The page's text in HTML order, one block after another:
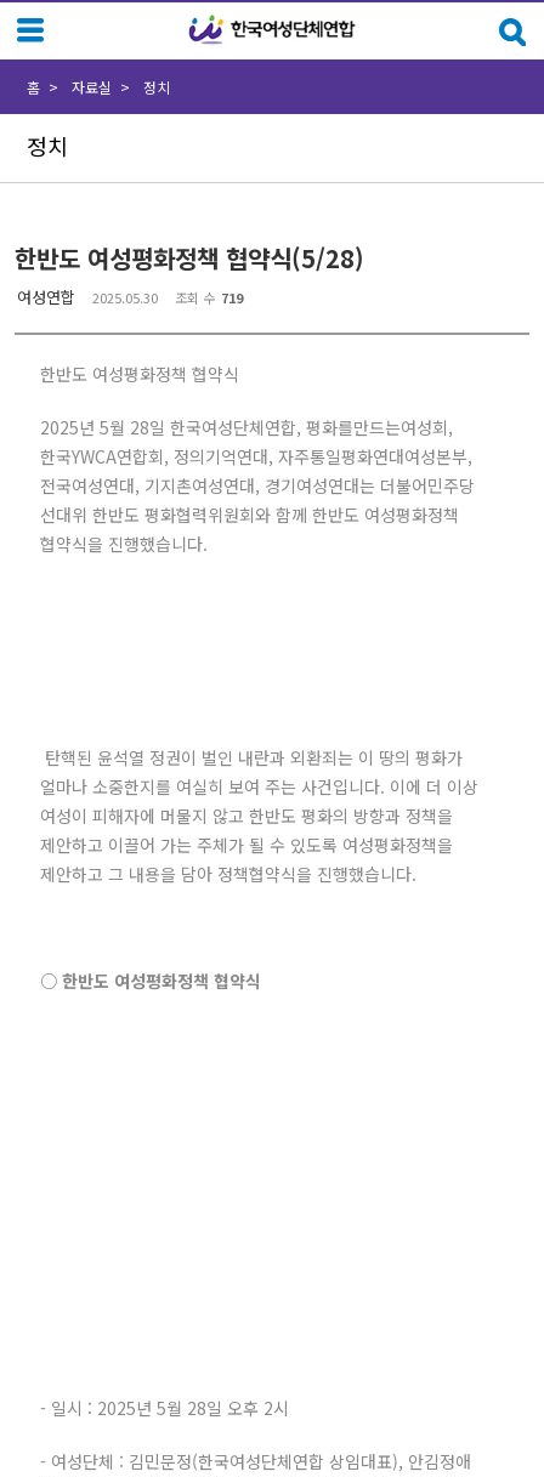
정치
홈 자료실 정치
한반도 여성평화정책 협약식(5/28)
여성연합 2025.05.30 조회 수 719
한반도 여성평화정책 협약식
2025년 5월 28일 한국여성단체연합, 평화를만드는여성회,
한국YWCA연합회, 정의기억연대, 자주통일평화연대여성본부,
전국여성연대, 기지촌여성연대, 경기여성연대는 더불어민주당
선대위 한반도 평화협력위원회와 함께 한반도 여성평화정책
협약식을 진행했습니다.
탄핵된 윤석열 정권이 벌인 내란과 외환죄는 이 땅의 평화가
얼마나 소중한지를 여실히 보여 주는 사건입니다. 이에 더 이상
여성이 피해자에 머물지 않고 한반도 평화의 방향과 정책을
제안하고 이끌어 가는 주체가 될 수 있도록 여성평화정책을
제안하고 그 내용을 담아 정책협약식을 진행했습니다.
○ 한반도 여성평화정책 협약식
- 일시 : 2025년 5월 28일 오후 2시
- 여성단체 : 김민문정(한국여성단체연합 상임대표), 안김정애